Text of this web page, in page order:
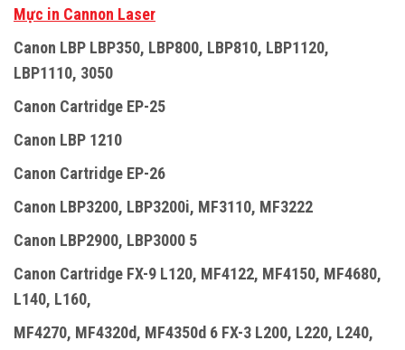
Mực in Cannon Laser
Canon LBP LBP350, LBP800, LBP810, LBP1120,
LBP1110, 3050
Canon Cartridge EP-25
Canon LBP 1210
Canon Cartridge EP-26
Canon LBP3200, LBP3200i, MF3110, MF3222
Canon LBP2900, LBP3000 5
Canon Cartridge FX-9 L120, MF4122, MF4150, MF4680,
L140, L160,
MF4270, MF4320d, MF4350d 6 FX-3 L200, L220, L240,